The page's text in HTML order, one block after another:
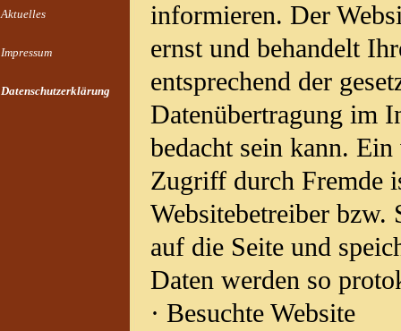
Aktuelles
Impressum
Datenschutzerklärung
informieren. Der
ernst und behandelt
entsprechend der
Datenübertragung im
bedacht sein kann.
Zugriff durch Fremde
Websitebetreiber bzw.
auf die Seite und
Daten werden so
· Besuchte Website